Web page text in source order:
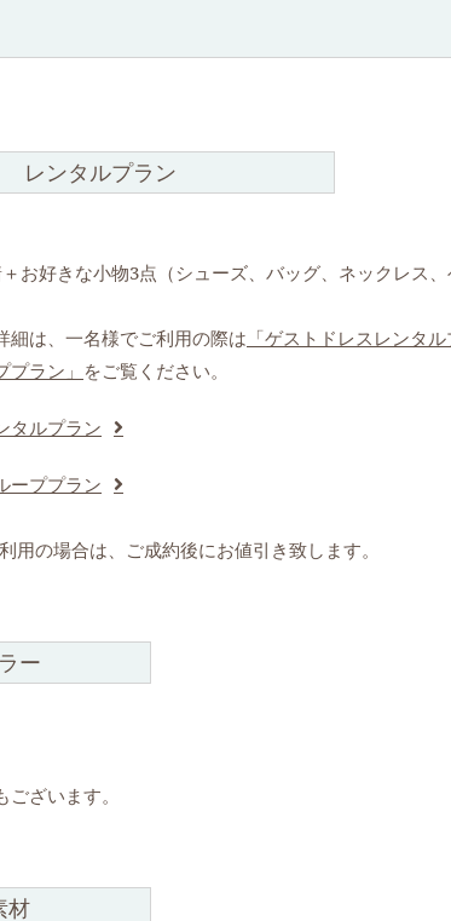
レンタルプラン
お好きな小物3点（シューズ、バッグ、ネックレス
細は、一名様でご利用の際は 「ゲストドレスレンタル
プラン」 をご覧ください。
タルプラン
ーププラン
用の場合は、ご成約後にお値引き致します。
ー
ございます。
材